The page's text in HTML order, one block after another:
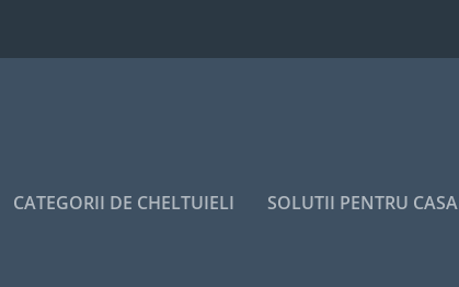
CATEGORII DE CHELTUIELI SOLUTII PENTRU CASA